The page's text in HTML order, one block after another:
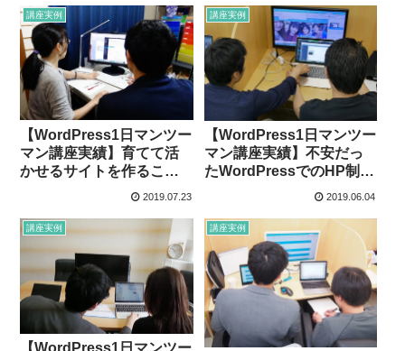
無事に立ち上げられまし
た！（都内在住I様）
講座実例
【WordPress1日マンツー
マン講座実績】育てて活
かせるサイトを作ること
ができました。（仙台市
2019.07.23
講座実例
【WordPress1日マンツー
マン講座実績】不安だっ
たWordPressでのHP制作
でしたが終わってみたら
した！！（NPO法人 ask
me!様）
2019.06.04
講座実例
【WordPress1日マンツー
講座実例